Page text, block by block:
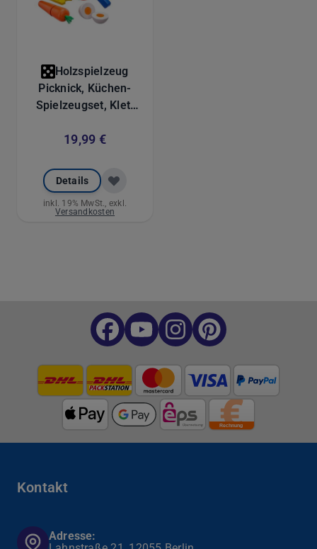
Holzspielzeug
Picknick, Küchen-
Spielzeugset, Klett
Schneidespielzeug
19,99 €
inkl. 19% MwSt., exkl.
Versandkosten
Details
Kontakt
Adresse: